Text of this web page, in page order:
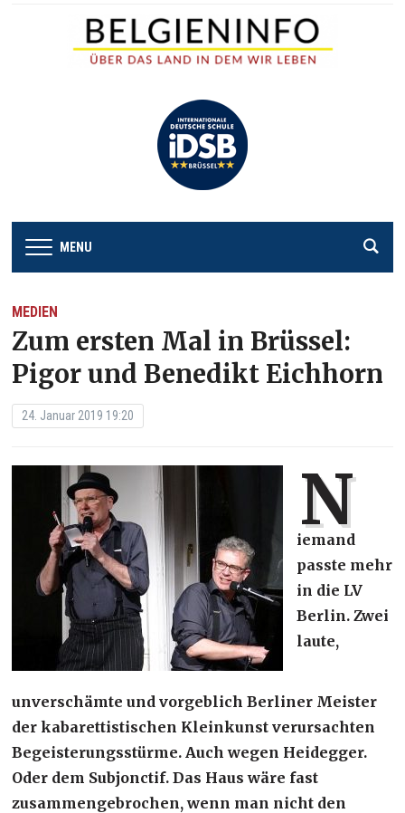
MENU
MEDIEN
Zum ersten Mal in Brüssel:
Pigor und Benedikt Eichhorn
24. Januar 2019 19:20
N
iemand
passte mehr
in die LV
Berlin. Zwei
laute,
unverschämte und vorgeblich Berliner Meister
der kabarettistischen Kleinkunst verursachten
Begeisterungsstürme. Auch wegen Heidegger.
Oder dem Subjonctif. Das Haus wäre fast
zusammengebrochen, wenn man nicht den